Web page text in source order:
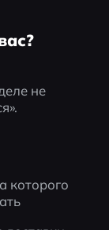
не
которого